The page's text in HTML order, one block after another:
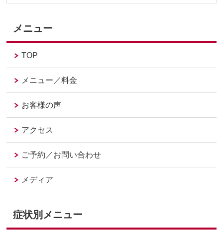
メニュー
TOP
メニュー／料金
お客様の声
アクセス
ご予約／お問い合わせ
メディア
症状別メニュー